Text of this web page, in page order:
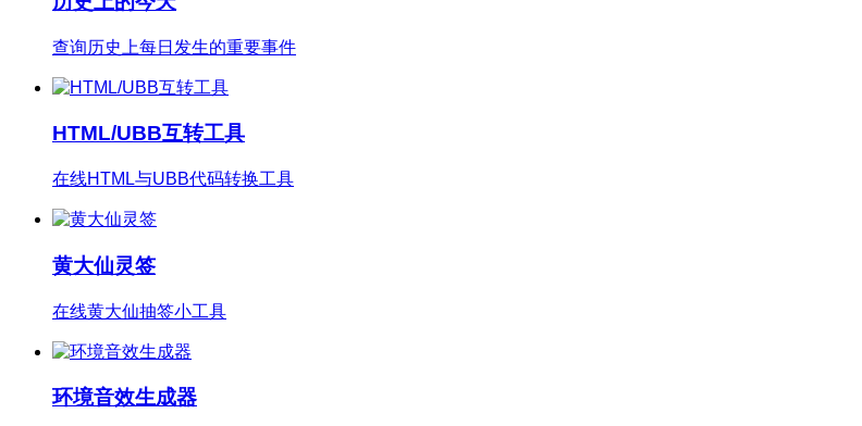
查询历史上每日发生的重要事件
HTML/UBB互转工具
在线HTML与UBB代码转换工具
黄大仙灵签
在线黄大仙抽签小工具
环境音效生成器